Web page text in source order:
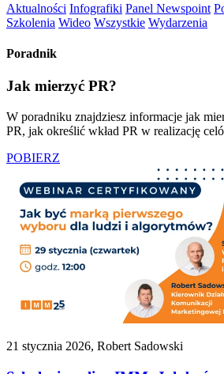
Aktualności Infografiki Panel Newspoint
Szkolenia Wideo Wszystkie Wydarzenia
Poradnik
Jak mierzyć PR?
W poradniku znajdziesz informacje jak
PR, jak określić wkład PR w realizację
POBIERZ
21 stycznia 2026, Robert Sadowski